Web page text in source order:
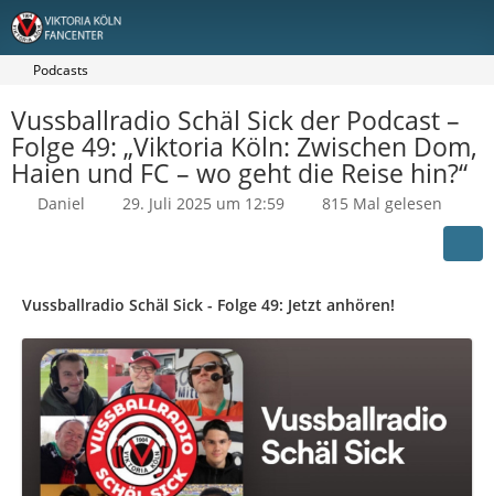
Podcasts
Vussballradio Schäl Sick der Podcast –
Folge 49: „Viktoria Köln: Zwischen Dom,
Haien und FC – wo geht die Reise hin?“
Daniel 29. Juli 2025 um 12:59 815 Mal gelesen
Vussballradio Schäl Sick - Folge 49: Jetzt anhören!